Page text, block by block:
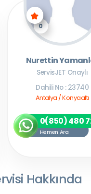
0
Nurettin
ServisJET Onaylı
Dahili No : 23740
Antalya / Konyaaltı
0(850) 480
Hemen Ara
Hakkında